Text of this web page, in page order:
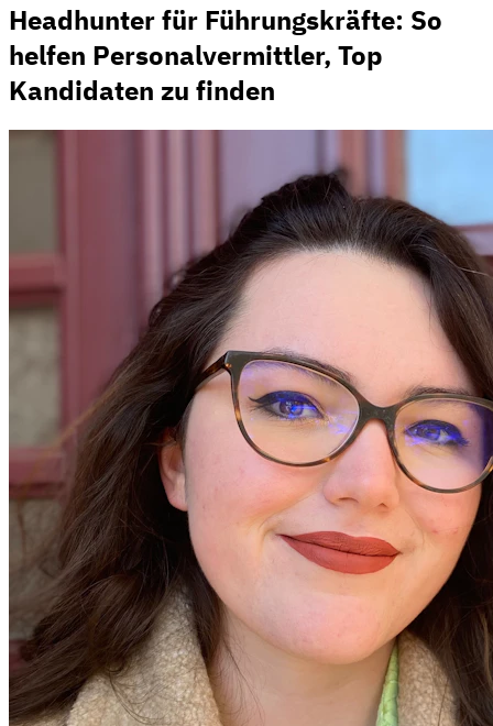
Headhunter für Führungskräfte: So
helfen Personalvermittler, Top
Kandidaten zu finden